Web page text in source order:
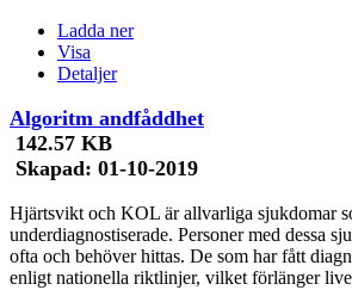
Ladda ner
Visa
Detaljer
Algoritm andfåddhet
142.57 KB
Skapad: 01-10-2019
Hjärtsvikt och KOL är allvarliga sjukdomar
underdiagnostiserade. Personer med dessa
ofta och behöver hittas. De som har fått
enligt nationella riktlinjer, vilket förlänger